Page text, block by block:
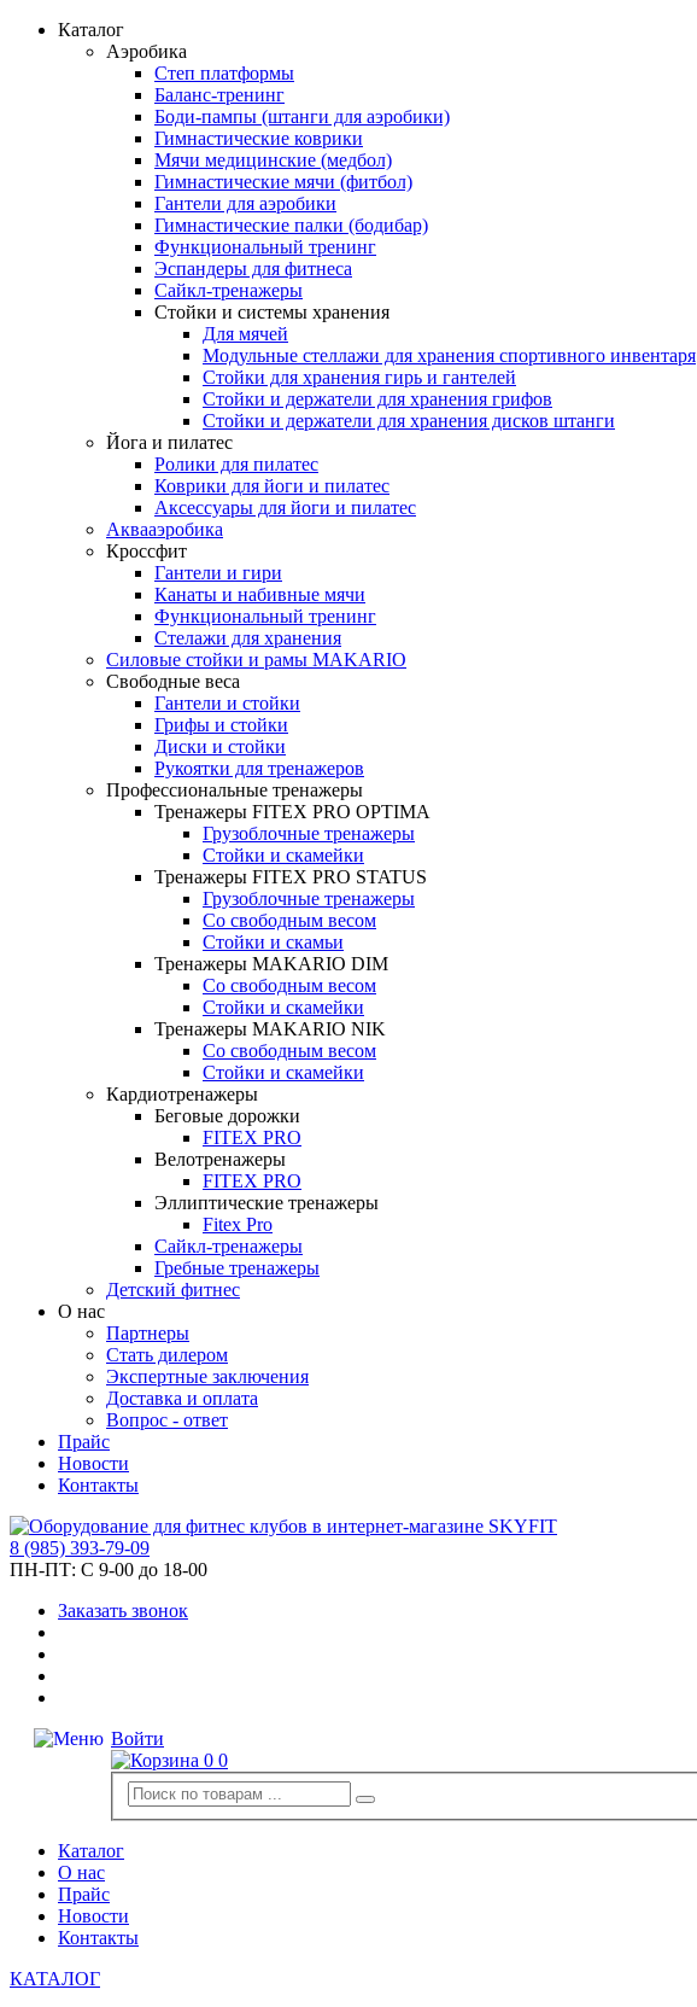
Каталог
Аэробика
Степ платформы
Баланс-тренинг
Боди-пампы (штанги для аэробики)
Гимнастические коврики
Мячи медицинские (медбол)
Гимнастические мячи (фитбол)
Гантели для аэробики
Гимнастические палки (бодибар)
Функциональный тренинг
Эспандеры для фитнеса
Сайкл-тренажеры
Стойки и системы хранения
Для мячей
Модульные стеллажи для хранения спортивного инвентаря
Стойки для хранения гирь и гантелей
Стойки и держатели для хранения грифов
Стойки и держатели для хранения дисков штанги
Йога и пилатес
Ролики для пилатес
Коврики для йоги и пилатес
Аксессуары для йоги и пилатес
Аквааэробика
Кроссфит
Гантели и гири
Канаты и набивные мячи
Функциональный тренинг
Стелажи для хранения
Силовые стойки и рамы MAKARIO
Свободные веса
Гантели и стойки
Грифы и стойки
Диски и стойки
Рукоятки для тренажеров
Профессиональные тренажеры
Тренажеры FITEX PRO OPTIMA
Грузоблочные тренажеры
Стойки и скамейки
Тренажеры FITEX PRO STATUS
Грузоблочные тренажеры
Со свободным весом
Стойки и скамьи
Тренажеры MAKARIO DIM
Со свободным весом
Стойки и скамейки
Тренажеры MAKARIO NIK
Со свободным весом
Стойки и скамейки
Кардиотренажеры
Беговые дорожки
FITEX PRO
Велотренажеры
FITEX PRO
Эллиптические тренажеры
Fitex Pro
Сайкл-тренажеры
Гребные тренажеры
Детский фитнес
О нас
Партнеры
Стать дилером
Экспертные заключения
Доставка и оплата
Вопрос - ответ
Прайс
Новости
Контакты
8 (985) 393-79-09
ПН-ПТ: С 9-00 до 18-00
Заказать звонок
Войти
0 0
Каталог
О нас
Прайс
Новости
Контакты
КАТАЛОГ